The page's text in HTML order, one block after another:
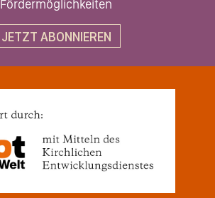
Fördermöglichkeiten
JETZT ABONNIEREN